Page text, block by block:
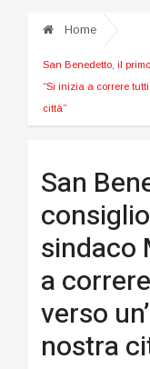
Home
San Benedetto, il
“Si inizia a correre
città”
San
sindaco
a
verso
nostra